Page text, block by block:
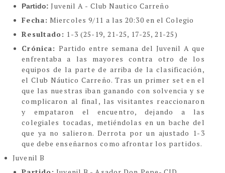
Partido: Juvenil A - Club Nautico Carreño
Fecha: Miercoles 9/11 a las 20:30 en el Colegio
Resultado: 1-3 (25-19, 21-25, 17-25, 21-25)
Crónica: Partido entre semana del Juvenil A que
enfrentaba a las mayores contra otro de los
equipos de la parte de arriba de la clasificación,
el Club Náutico Carreño. Tras un primer set en el
que las nuestras iban ganando con solvencia y se
complicaron al final, las visitantes reaccionaron
y empataron el encuentro, dejando a las
colegiales tocadas, metiéndolas en un bache del
que ya no salieron. Derrota por un ajustado 1-3
que debe enseñarnos como afrontar los partidos.
Juvenil B